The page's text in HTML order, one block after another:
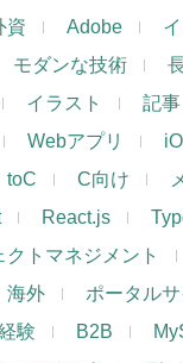
資 Adobe
モダンな技術
イラスト 記事
Webアプリ
toC C向け
React.js
クトマネジメント
海外 ポータルサ
験 B2B